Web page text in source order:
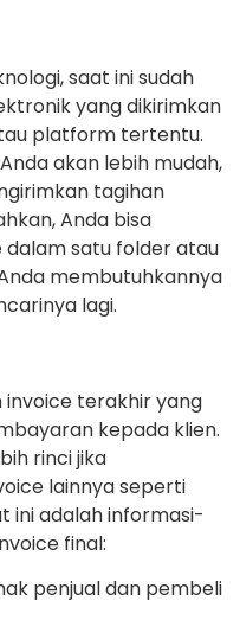
saat ini sudah
yang dikirimkan
platform tertentu.
akan lebih mudah,
tagihan
Anda bisa
satu folder atau
membutuhkannya
lagi.
invoice terakhir yang
kepada klien.
rinci jika
lainnya seperti
ini adalah informasi-
final:
penjual dan pembeli